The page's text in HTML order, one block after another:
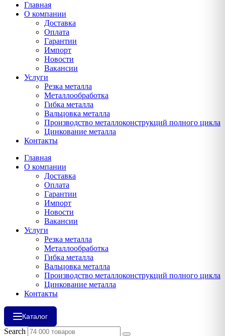
Главная
О компании
Доставка
Оплата
Гарантии
Импорт
Новости
Вакансии
Услуги
Резка металла
Металлообработка
Гибка металла
Вальцовка металла
Производство металлоконструкций полного цикла
Цинкование металла
Контакты
Главная
О компании
Доставка
Оплата
Гарантии
Импорт
Новости
Вакансии
Услуги
Резка металла
Металлообработка
Гибка металла
Вальцовка металла
Производство металлоконструкций полного цикла
Цинкование металла
Контакты
Каталог
Search